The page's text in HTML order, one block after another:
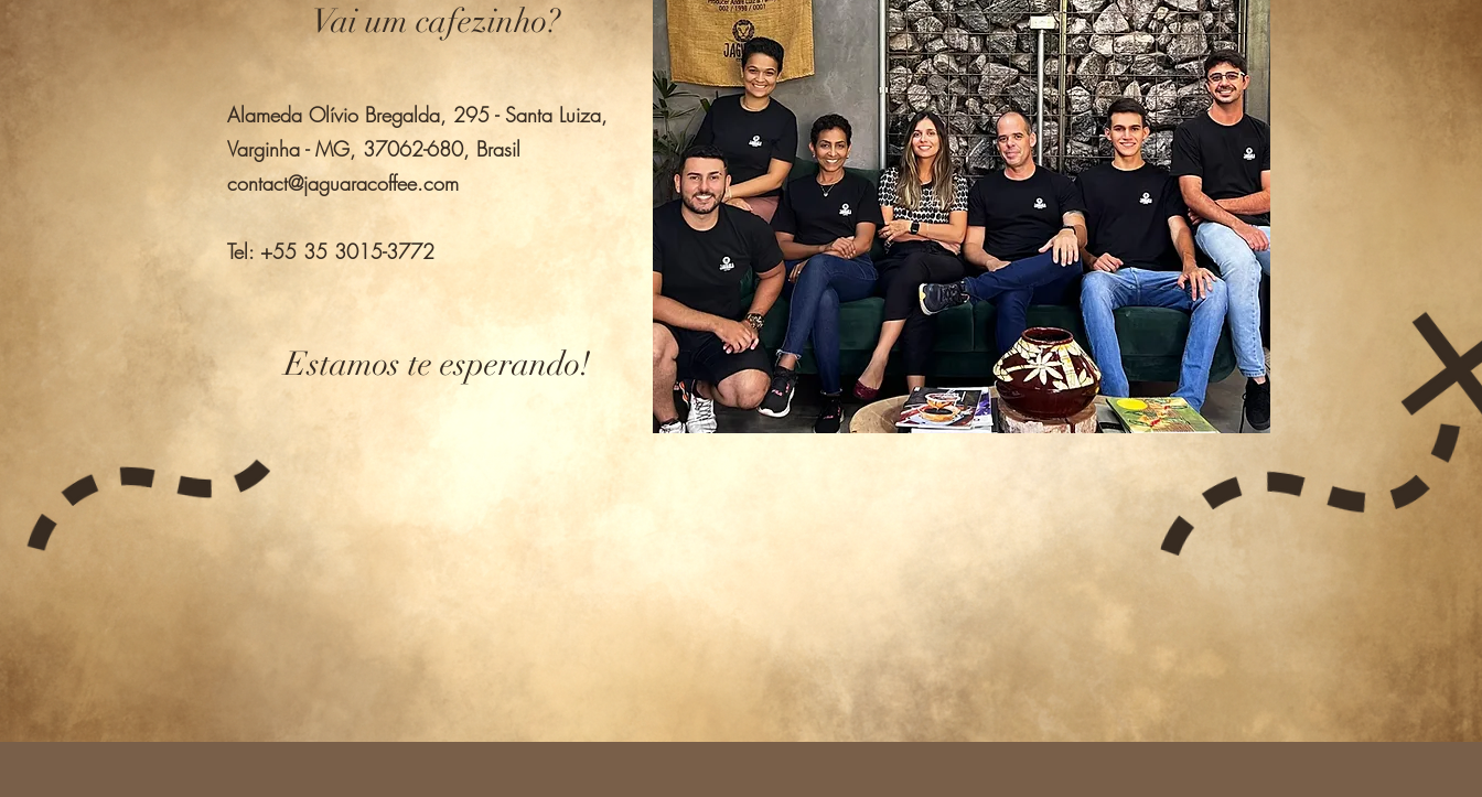
Vai um cafezinho?
Alameda Olívio Bregalda, 295 - Santa Luiza,
Varginha - MG, 37062-680, Brasil
contact@jaguaracoffee.com
Tel: +55 35 3015-3772
Estamos te esperando!